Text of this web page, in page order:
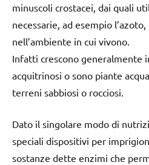
minuscoli crostacei, dai quali
necessarie, ad esempio
nell’ambiente in cui vivono.
Infatti crescono generalmente
acquitrinosi o sono piante
terreni sabbiosi o rocciosi.
Dato il singolare modo di
speciali dispositivi per
sostanze dette enzimi che